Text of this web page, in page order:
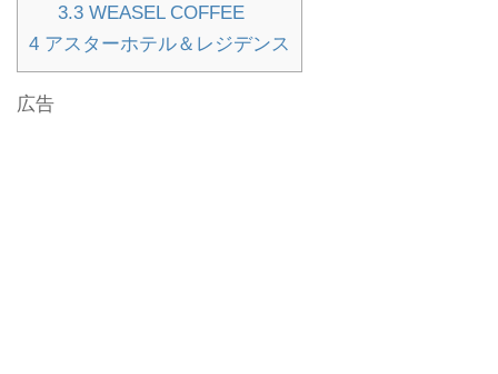
3.3WEASEL COFFEE
4 アスターホテル＆レジデンス
広告